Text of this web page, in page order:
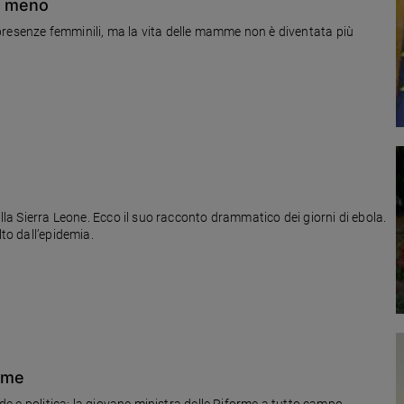
meno
femminili, ma la vita delle mamme non è diventata più
Sierra Leone. Ecco il suo racconto drammatico dei giorni di ebola.
dall’epidemia.